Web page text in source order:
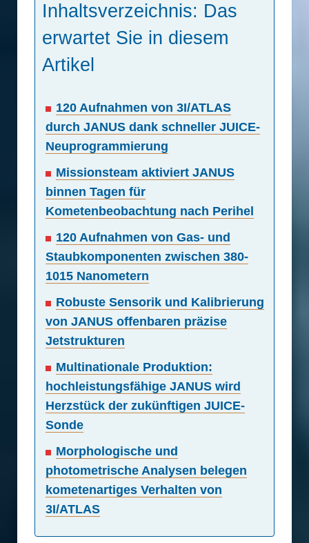
Inhaltsverzeichnis: Das
erwartet Sie in diesem
Artikel
120 Aufnahmen von 3I/ATLAS
durch JANUS dank schneller JUICE-
Neuprogrammierung
Missionsteam aktiviert JANUS
binnen Tagen für
Kometenbeobachtung nach Perihel
120 Aufnahmen von Gas- und
Staubkomponenten zwischen 380-
1015 Nanometern
Robuste Sensorik und Kalibrierung
von JANUS offenbaren präzise
Jetstrukturen
Multinationale Produktion:
hochleistungsfähige JANUS wird
Herzstück der zukünftigen JUICE-
Sonde
Morphologische und
photometrische Analysen belegen
kometenartiges Verhalten von
3I/ATLAS